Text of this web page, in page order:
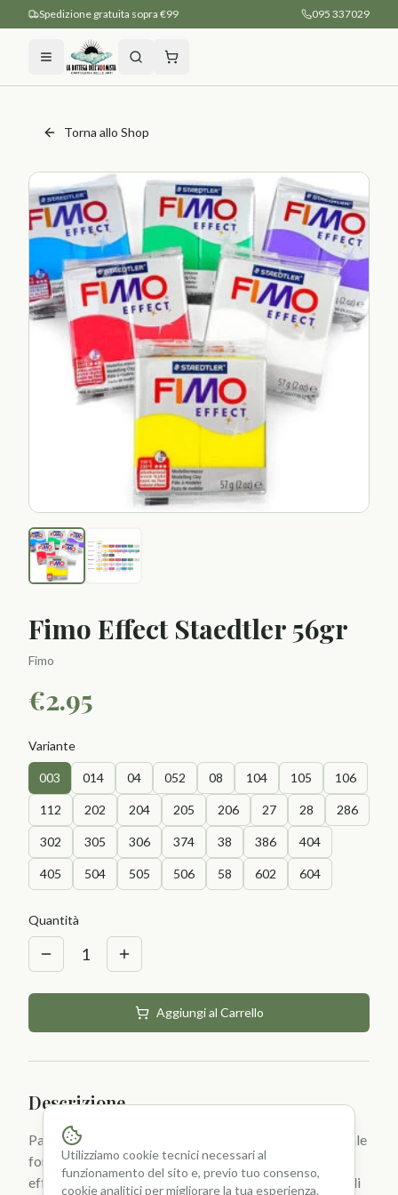
Spedizione gratuita sopra €99 095 337029
Torna allo Shop
Fimo Effect Staedtler 56gr
Fimo
€2.95
Variante
003 014 04 052 08 104 105 106
112 202 204 205 206 27 28 286
302 305 306 374 38 386 404
405 504 505 506 58 602 604
Quantità
1
Aggiungi al Carrello
Descrizione
Pasta per modellare che indurisce a 110°C in un normale
forno da cucina. Si possono mischiare fra loro creando
effetti particolari ed è adatta per la creazione di piccoli
Utilizziamo cookie tecnici necessari al
funzionamento del sito e, previo tuo consenso,
cookie analitici per migliorare la tua esperienza.